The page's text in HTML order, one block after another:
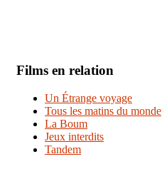
Films en relation
Un Étrange voyage
Tous les matins du monde
La Boum
Jeux interdits
Tandem